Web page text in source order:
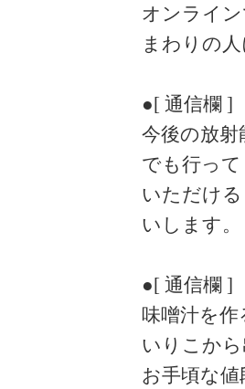
オンライ
まわりの
●[ 通信欄 ]
今後の放射
でも行って
いただけ
いします。
●[ 通信欄 ]
味噌汁を
いりこか
お手頃な